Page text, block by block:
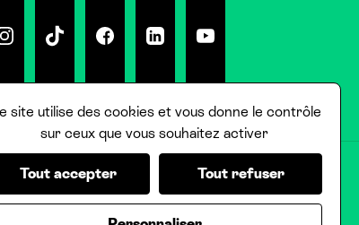
InstagramTiktok FacebookLinkedinYoutube
site utilise des cookies et vous donne le contrôle
sur ceux que vous souhaitez activer
Tout accepter Tout refuser